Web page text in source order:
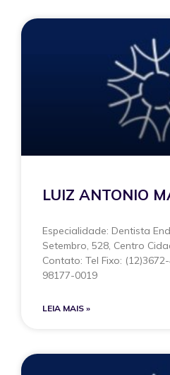
LUIZ ANTONIO
Especialidade: Dentista
Setembro, 528, Centro
Contato: Tel Fixo:
98177-0019
LEIA MAIS »